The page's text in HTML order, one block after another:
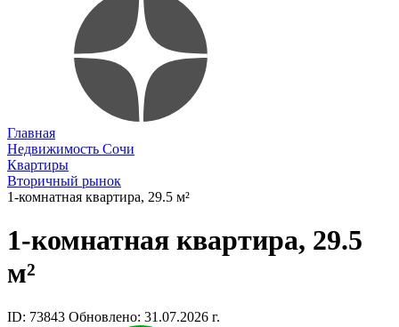
Главная
Недвижимость Сочи
Квартиры
Вторичный рынок
1-комнатная квартира, 29.5 м²
1-комнатная квартира, 29.5
м²
ID: 73843 Обновлено: 31.07.2026 г.